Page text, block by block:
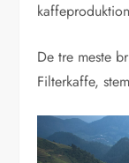
De tre meste
Filterkaffe,